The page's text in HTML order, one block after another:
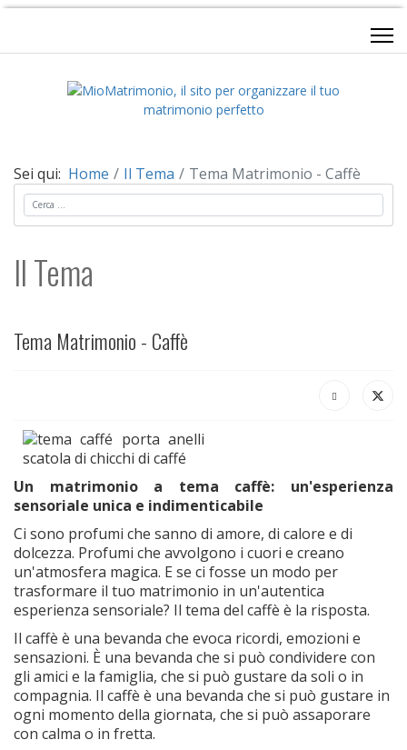
Sei qui: Home Il Tema Tema Matrimonio - Caffè
Cerca
Il Tema
Tema Matrimonio - Caffè
Un matrimonio a tema caffè: un'esperienza
sensoriale unica e indimenticabile
Ci sono profumi che sanno di amore, di calore e di
dolcezza. Profumi che avvolgono i cuori e creano
un'atmosfera magica. E se ci fosse un modo per
trasformare il tuo matrimonio in un'autentica
esperienza sensoriale? Il tema del caffè è la risposta.
Il caffè è una bevanda che evoca ricordi, emozioni e
sensazioni. È una bevanda che si può condividere con
gli amici e la famiglia, che si può gustare da soli o in
compagnia. Il caffè è una bevanda che si può gustare in
ogni momento della giornata, che si può assaporare
con calma o in fretta.